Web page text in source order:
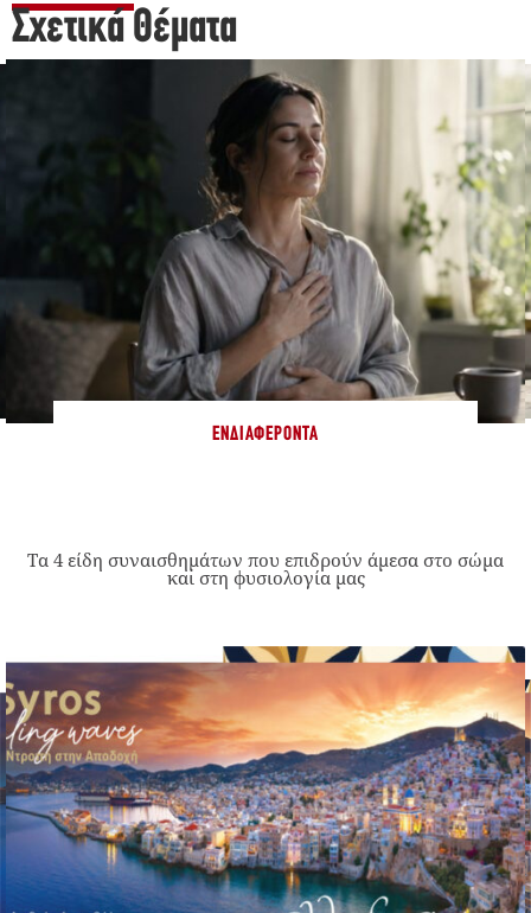
Σχετικά Θέματα
ΕΝΔΙΑΦΈΡΟΝΤΑ
Τα 4 είδη συναισθημάτων που επιδρούν άμεσα στο σώμα
και στη φυσιολογία μας